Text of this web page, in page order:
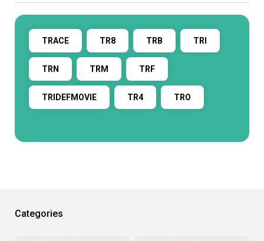
TRACE TR8 TRB TRI
TRN TRM TRF
TRIDEFMOVIE TR4 TRO
Categories